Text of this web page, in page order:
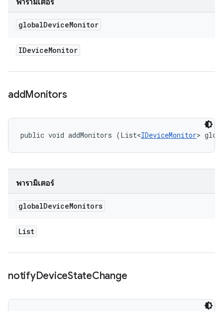
พารามิเตอร์
globalDeviceMonitor
IDeviceMonitor
addMonitors
public void addMonitors (List<IDeviceMonitor>
พารามิเตอร์
globalDeviceMonitors
List
notifyDeviceStateChange